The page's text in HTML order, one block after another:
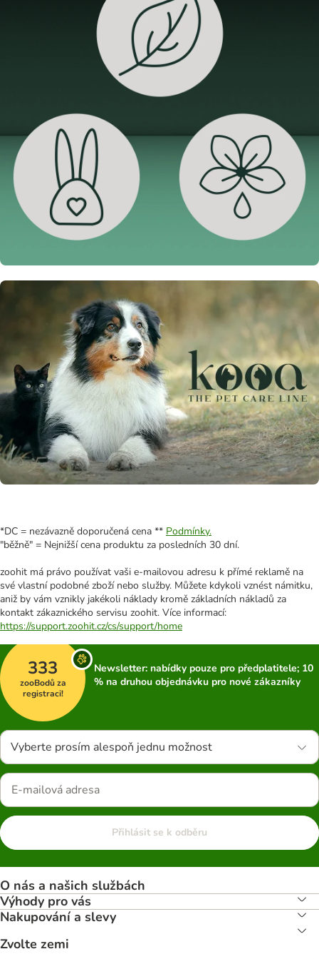
*DC = nezávazně doporučená cena ** Podmínky.
"běžně" = Nejnižší cena produktu za posledních 30 dní.
zoohit má právo používat vaši e-mailovou adresu k přímé reklamě na
své vlastní podobné zboží nebo služby. Můžete kdykoli vznést námitku,
aniž by vám vznikly jakékoli náklady kromě základních nákladů za
kontakt zákaznického servisu zoohit. Více informací:
https://support.zoohit.cz/cs/support/home
333
zooBodů za
registraci!
Newsletter: nabídky pouze pro předplatitele; 10
% na druhou objednávku pro nové zákazníky
Vyberte prosím alespoň jednu možnost
Přihlásit se k odběru
O nás a našich službách
Výhody pro vás
Nakupování a slevy
Zvolte zemi